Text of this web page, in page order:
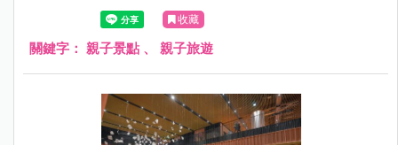
富度大躍進，還沒來的親子族群看過來，每人50元就能當小
小考古探險家，而且1:1復刻還原的「淇武蘭傳統家屋」超好
拍，值得一訪！
收藏
關鍵字： 親子景點 、 親子旅遊